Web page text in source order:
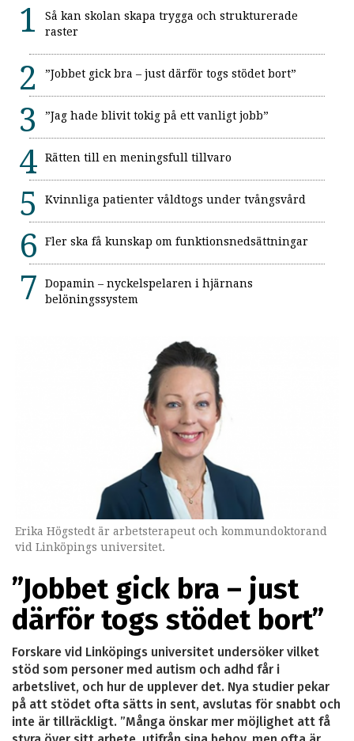
Så kan skolan skapa trygga och strukturerade
raster
”Jobbet gick bra – just därför togs stödet bort”
”Jag hade blivit tokig på ett vanligt jobb”
Rätten till en meningsfull tillvaro
Kvinnliga patienter våldtogs under tvångsvård
Fler ska få kunskap om funktionsnedsättningar
Dopamin – nyckelspelaren i hjärnans
belöningssystem
Erika Högstedt är arbetsterapeut och kommundoktorand
vid Linköpings universitet.
”Jobbet gick bra – just
därför togs stödet bort”
Forskare vid Linköpings universitet undersöker vilket
stöd som personer med autism och adhd får i
arbetslivet, och hur de upplever det. Nya studier pekar
på att stödet ofta sätts in sent, avslutas för snabbt och
inte är tillräckligt. ”Många önskar mer möjlighet att få